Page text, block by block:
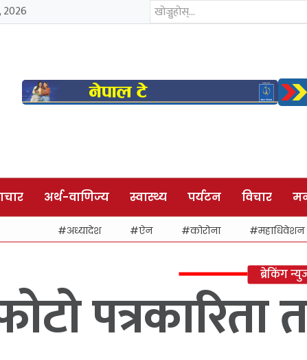
2026
अर्थ-वाणिज्य स्वास्थ्य पर्यटन विचार
अध्यादेश ऐन कोरोना महाधिवेशन
ब्रेकिंग